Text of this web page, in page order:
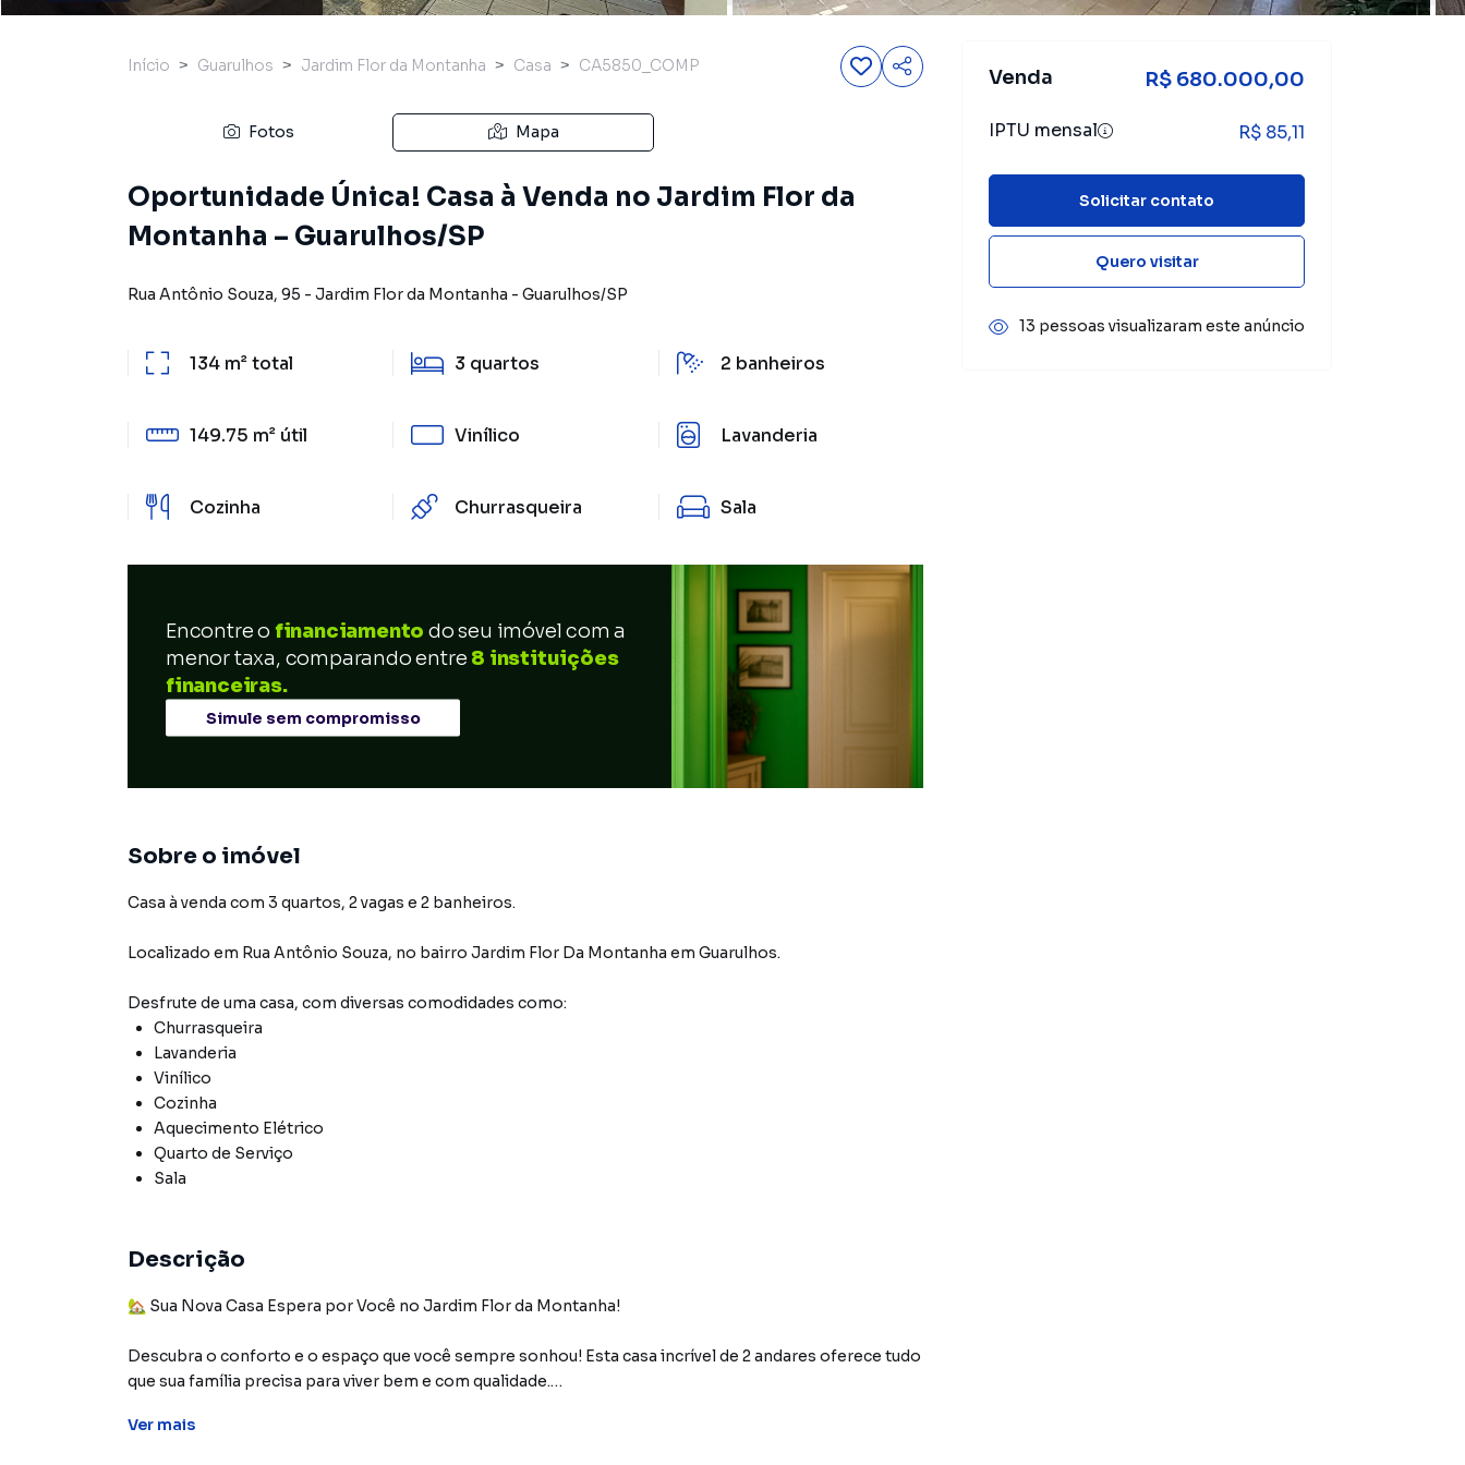
Início Guarulhos Jardim Flor da Montanha Casa CA5850_COMP
Fotos Mapa
Oportunidade Única! Casa à Venda no Jardim Flor da
Montanha – Guarulhos/SP
Rua Antônio Souza, 95 - Jardim Flor da Montanha - Guarulhos/SP
134 m²total 3 quartos 2 banheiros
149.75 m² útil Vinílico Lavanderia
Cozinha Churrasqueira Sala
Encontre o financiamento do seu imóvel com a
menor taxa, comparando entre 8 instituições
financeiras.
Simule sem compromisso
Sobre o imóvel
Casa à venda com 3 quartos, 2 vagas e 2 banheiros.
Localizado em Rua Antônio Souza, no bairro Jardim Flor Da Montanha em Guarulhos.
Desfrute de uma casa, com diversas comodidades como:
Churrasqueira
Lavanderia
Vinílico
Cozinha
Aquecimento Elétrico
Quarto de Serviço
Sala
Descrição
🏡 Sua Nova Casa Espera por Você no Jardim Flor da Montanha!
Descubra o conforto e o espaço que você sempre sonhou! Esta casa incrível de 2 andares oferece tudo
que sua família precisa para viver bem e com qualidade.
✨ Destaques do imóvel:
Ver mais
Venda R$ 680.000,00
IPTU mensal R$ 85,11
Solicitar contato
Quero visitar
13 pessoas visualizaram este anúncio